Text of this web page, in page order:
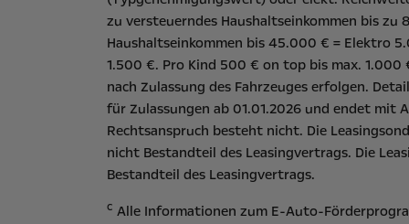
zu versteuerndes Haushaltseinkommen bis zu
Haushaltseinkommen bis 45.000 € = Elektro
1.500 €. Pro Kind 500 € on top bis max. 1.000
nach Zulassung des Fahrzeuges erfolgen.
für Zulassungen ab 01.01.2026 und endet mit
Rechtsanspruch besteht nicht​. Die
nicht Bestandteil des Leasingvertrags. Die
Bestandteil des Leasingvertrags.
c Alle Informationen zum E-Auto-